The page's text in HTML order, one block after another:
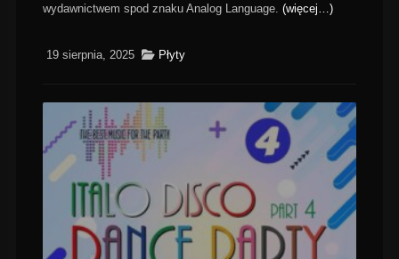
wydawnictwem spod znaku Analog Language. (więcej…)
19 sierpnia, 2025 Płyty